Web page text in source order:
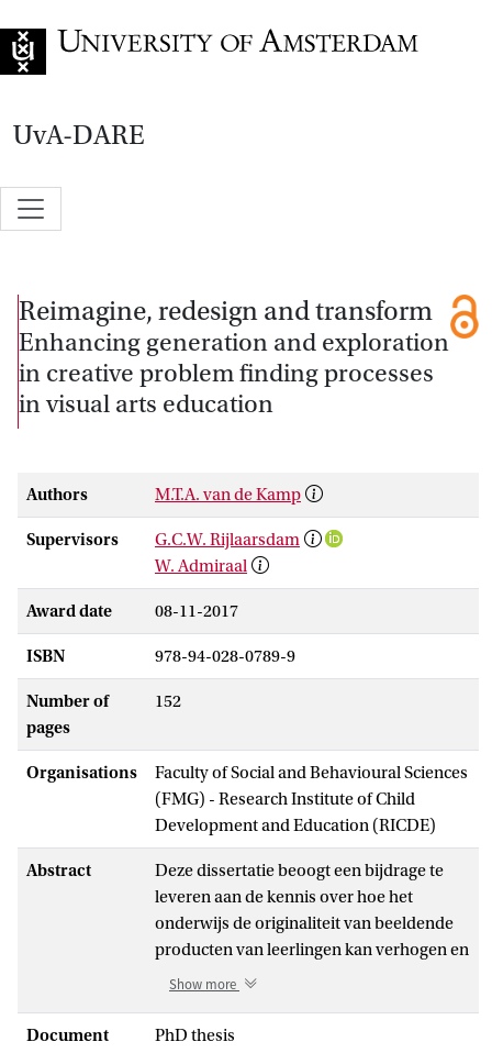
UvA-DARE
Reimagine, redesign and transform
Enhancing generation and exploration
in creative problem finding processes
in visual arts education
Authors M.T.A. van de Kamp
Supervisors
G.C.W. Rijlaarsdam
W. Admiraal
Award date 08-11-2017
ISBN 978-94-028-0789-9
Number of
pages
152
Organisations
Faculty of Social and Behavioural Sciences
(FMG) - Research Institute of Child
Development and Education (RICDE)
Abstract
Deze dissertatie beoogt een bijdrage te
leveren aan de kennis over hoe het
onderwijs de originaliteit van beeldende
producten van leerlingen kan verhogen en
aan de verdere ontwikkeling van nieuwe
vormgeving en culturele en kunstzinnige
Show more
Document
PhD thesis